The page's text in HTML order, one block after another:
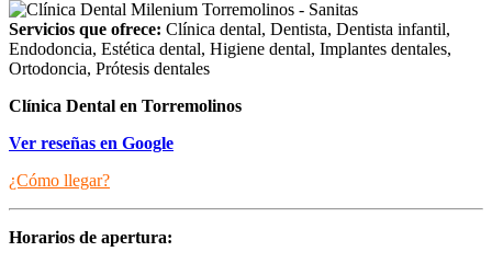
Servicios que ofrece: Clínica dental, Dentista, Dentista infantil,
Endodoncia, Estética dental, Higiene dental, Implantes dentales,
Ortodoncia, Prótesis dentales
Clínica Dental en Torremolinos
Ver reseñas en Google
¿Cómo llegar?
Horarios de apertura: